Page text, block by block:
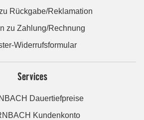
Rückgabe/Reklamation
zu Zahlung/Rechnung
Widerrufsformular
Services
Dauertiefpreise
Kundenkonto